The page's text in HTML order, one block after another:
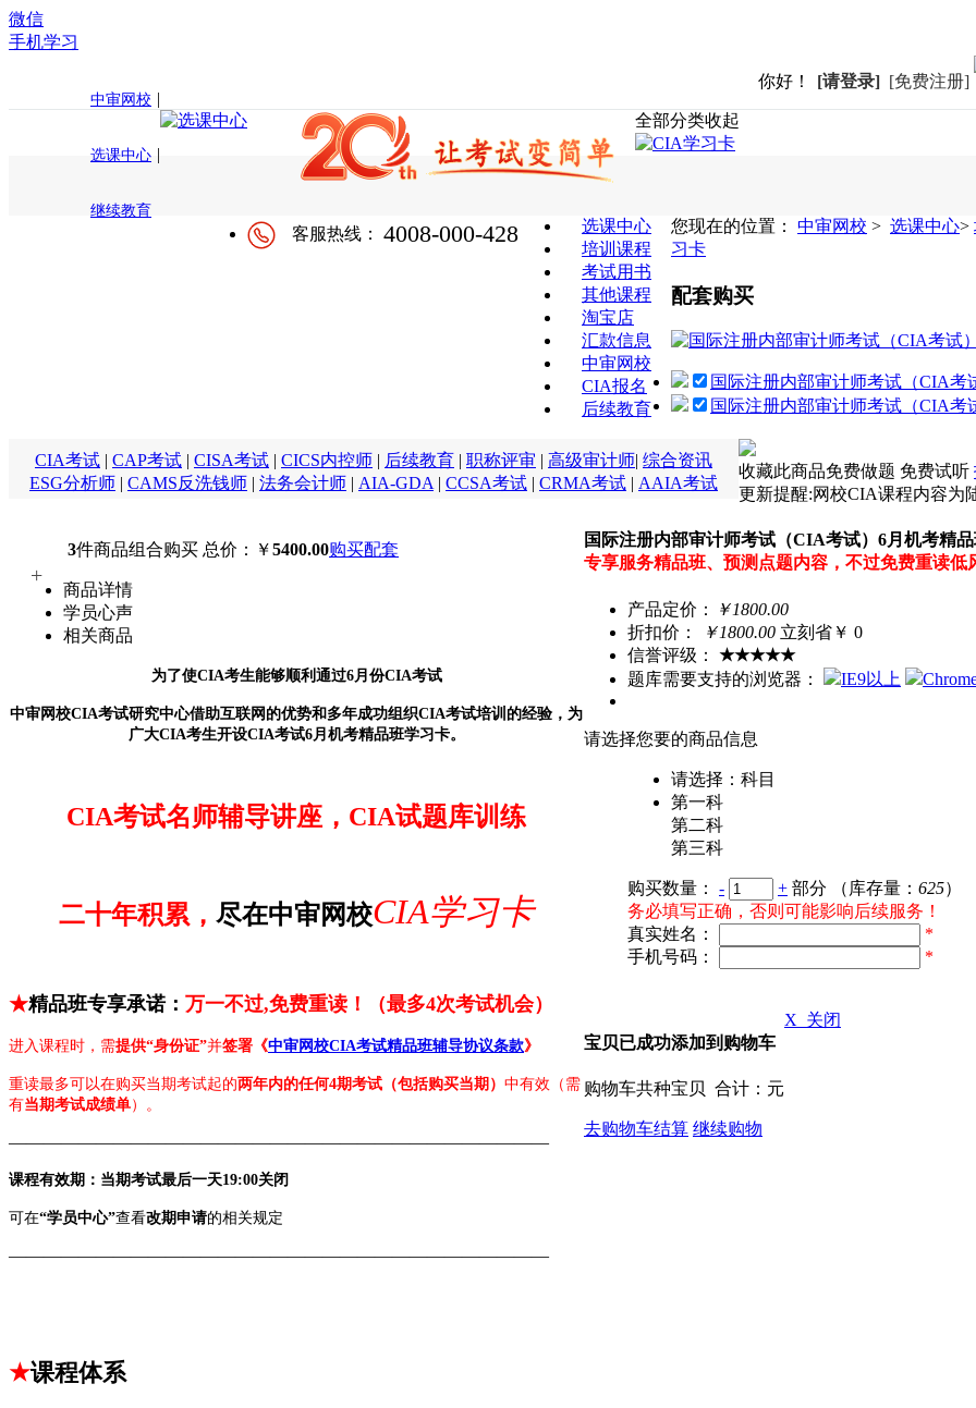
微信
手机学习
中审网校 |
选课中心 |
继续教育
你好！ [请登录] [免费注册]
客服热线： 4008-000-428
全部分类收起
选课中心
培训课程
考试用书
其他课程
淘宝店
汇款信息
中审网校
CIA报名
后续教育
CIA考试 | CAP考试 | CISA考试 | CICS内控师 | 后续教育 | 职称评审 | 高级审计师| 综合资讯
ESG分析师 | CAMS反洗钱师 | 法务会计师 | AIA-GDA | CCSA考试 | CRMA考试 | AAIA考试
您现在的位置： 中审网校 > 选课中心>
习卡
收藏此商品免费做题 免费试听
更新提醒:网校CIA课程内容为
国际注册内部审计师考试（CIA考试）6月机考精
专享服务精品班、预测点题内容，不过免费重读
产品定价：
￥1800.00
折扣价：
￥1800.00 立刻省￥ 0
信誉评级：
★★★★★
题库需要支持的浏览器：
IE9以上
请选择您要的商品信息
请选择：科目
第一科
第二科
第三科
购买数量： - + 部分 （库存量： 625）
务必填写正确，否则可能影响后续服务！
真实姓名：
*
手机号码：
*
X 关闭
宝贝已成功添加到购物车
购物车共种宝贝 合计： 元
去购物车结算 继续购物
配套购买
+
国际注册内部审计师考试（CIA考
国际注册内部审计师考试（CIA考
3件商品组合购买 总价：￥5400.00购买配套
商品详情
学员心声
相关商品
为了使CIA考生能够顺利通过6月份CIA考试
中审网校CIA考试研究中心借助互联网的优势和多年成功组织CIA考试培训的经验，为
广大CIA考生开设CIA考试6月机考精品班学习卡。
CIA考试名师辅导讲座，CIA试题库训练
二十年积累， 尽在中审网校CIA学习卡
★精品班专享承诺： 万一不过,免费重读！ （最多4次考试机会）
进入课程时，需提供“身份证”并签署《中审网校CIA考试精品班辅导协议条款》
重读最多可以在购买当期考试起的两年内的任何4期考试（包括购买当期） 中有效（需
有当期考试成绩单）。
———————————————————————————————
课程有效期：当期考试最后一天19:00关闭
可在“学员中心”查看改期申请的相关规定
———————————————————————————————
★课程体系